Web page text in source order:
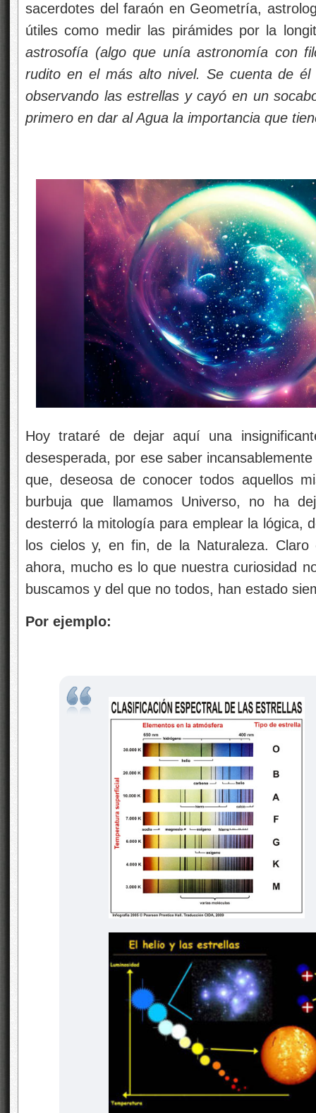
sacerdotes del faraón en Geometría,
útiles como medir las pirámides por la
astrosofía (algo que unía astronomía con
rudito en el más alto nivel. Se cuenta de
observando las estrellas y cayó en un
primero en dar al Agua la importancia que
Hoy trataré de dejar aquí una
desesperada, por ese saber
que, deseosa de conocer todos aquellos
burbuja que llamamos Universo, no ha
desterró la mitología para emplear la lógica,
los cielos y, en fin, de la Naturaleza.
ahora, mucho es lo que nuestra curiosidad
buscamos y del que no todos, han estado
Por ejemplo: